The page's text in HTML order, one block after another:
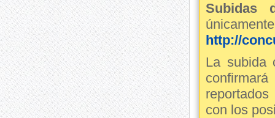
Subidas
http://
La subida
con los